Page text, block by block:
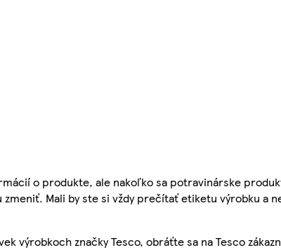
o produkte, ale nakoľko sa potravinárske
zmeniť. Mali by ste si vždy prečítať etiketu výrobku a
výrobkoch značky Tesco, obráťte sa na Tesco